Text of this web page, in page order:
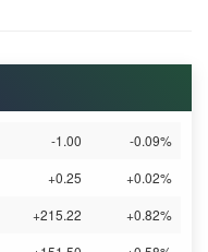
-1.00
-0.09%
+0.25
+0.02%
+215.22
+0.82%